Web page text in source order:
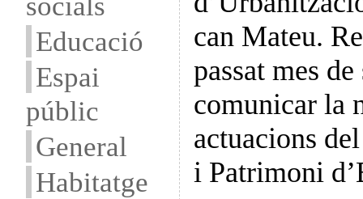
Educació
Espai
públic
General
Habitatge
can Mateu.
passat mes
comunicar la
actuacions
i Patrimoni